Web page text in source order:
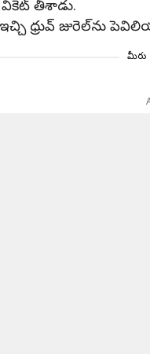
తీశాడు.
ధ్రువ్ జురెల్‌ను
మీరు